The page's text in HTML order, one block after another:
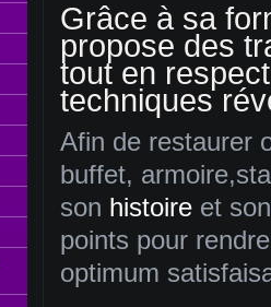
Grâce à sa
propose des
tout en
techniques
Afin de restaurer
buffet,
son histoire et
points pour
optimum